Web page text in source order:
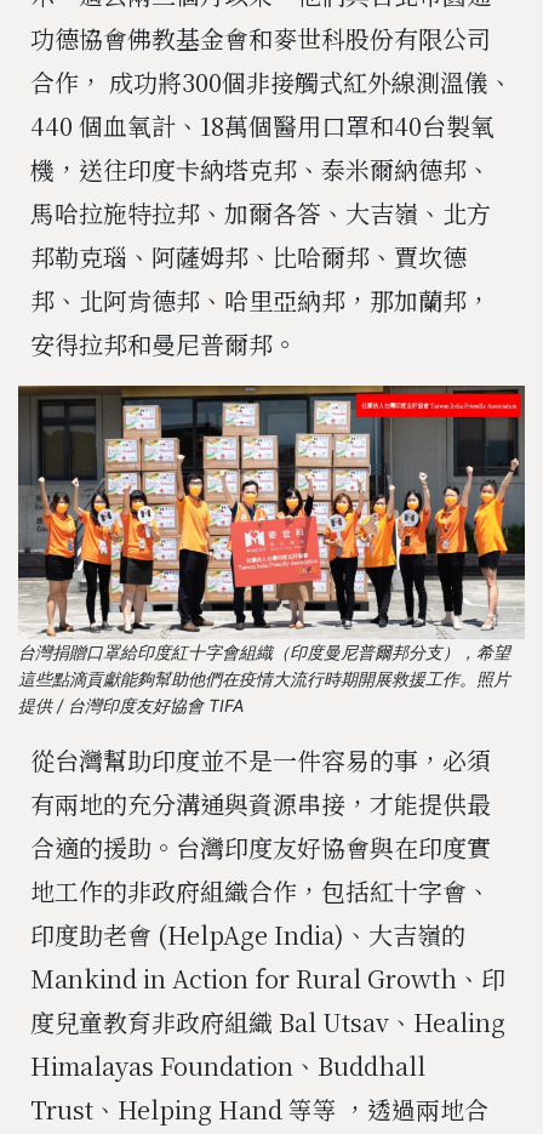
功德協會佛教基金會和麥世科股份有限公司
合作， 成功將300個非接觸式紅外線測溫儀、
440 個血氧計、18萬個醫用口罩和40台製氧
機，送往印度卡納塔克邦、泰米爾納德邦、
馬哈拉施特拉邦、加爾各答、大吉嶺、北方
邦勒克瑙、阿薩姆邦、比哈爾邦、賈坎德
邦、北阿肯德邦、哈里亞納邦，那加蘭邦，
安得拉邦和曼尼普爾邦。
台灣捐贈口罩給印度紅十字會組織（印度曼尼普爾邦分支），希望
這些點滴貢獻能夠幫助他們在疫情大流行時期開展救援工作。照片
提供 / 台灣印度友好協會 TIFA
從台灣幫助印度並不是一件容易的事，必須
有兩地的充分溝通與資源串接，才能提供最
合適的援助。台灣印度友好協會與在印度實
地工作的非政府組織合作，包括紅十字會、
印度助老會 (HelpAge India)、大吉嶺的
Mankind in Action for Rural Growth、印
度兒童教育非政府組織 Bal Utsav、Healing
Himalayas Foundation、Buddhall
Trust、Helping Hand 等等 ，透過兩地合